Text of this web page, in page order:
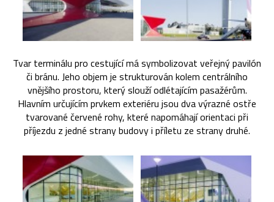
Tvar terminálu pro cestující má symbolizovat veřejný pavilón
či bránu. Jeho objem je strukturován kolem centrálního
vnějšího prostoru, který slouží odlétajícím pasažérům.
Hlavním určujícím prvkem exteriéru jsou dva výrazné ostře
tvarované červené rohy, které napomáhají orientaci při
příjezdu z jedné strany budovy i příletu ze strany druhé.